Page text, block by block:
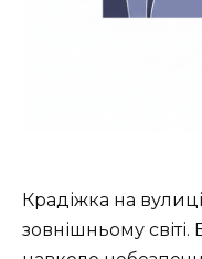
Крадіжка на
зовнішньому